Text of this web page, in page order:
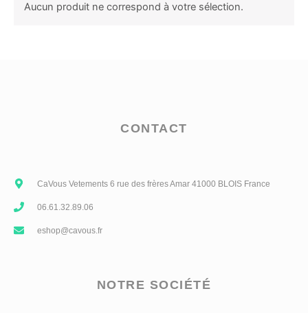
Aucun produit ne correspond à votre sélection.
CONTACT
CaVous Vetements 6 rue des frères Amar 41000 BLOIS France
06.61.32.89.06
eshop@cavous.fr
NOTRE SOCIÉTÉ